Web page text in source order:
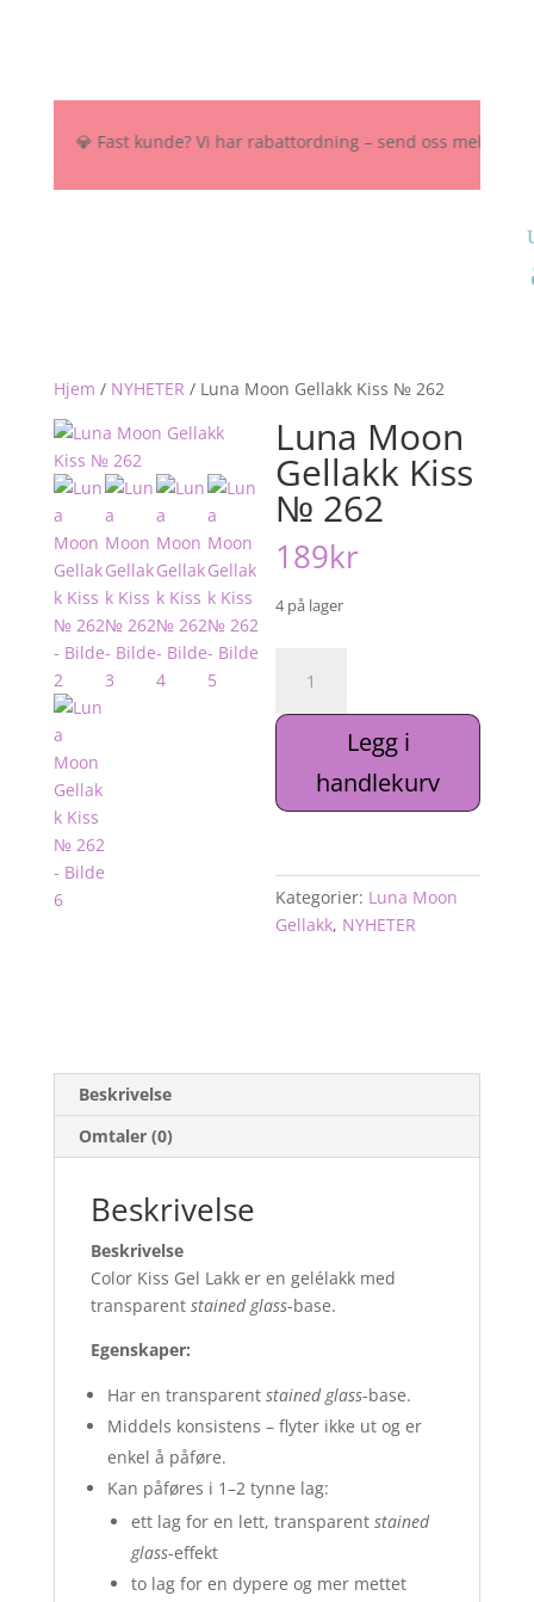
💎 Fast kunde? Vi har rabattordning – send oss melding
Hjem / NYHETER / Luna Moon Gellakk Kiss № 262
Luna Moon
Gellakk Kiss
№ 262
189kr
4 på lager
Moon
Gellakk
262
Legg i
handlekurv
Kategorier: Luna Moon
Gellakk, NYHETER
Beskrivelse
Omtaler (0)
Beskrivelse
Beskrivelse
Color Kiss Gel Lakk er en gelélakk med
transparent stained glass-base.
Egenskaper:
Har en transparent stained glass-base.
Middels konsistens – flyter ikke ut og er
enkel å påføre.
Kan påføres i 1–2 tynne lag:
ett lag for en lett, transparent stained
glass-effekt
to lag for en dypere og mer mettet